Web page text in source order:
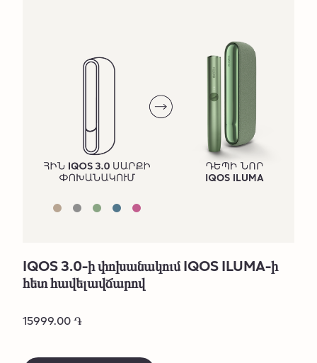
IQOS 3.0-ի փոխանակում IQOS ILUMA-ի
հետ հավելավճարով
15999.00 ֏